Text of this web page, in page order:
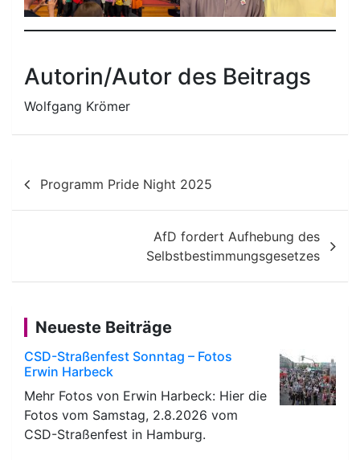
Autorin/Autor des Beitrags
Wolfgang Krömer
Beitragsnavigation
Programm Pride Night 2025
AfD fordert Aufhebung des
Selbstbestimmungsgesetzes
Neueste Beiträge
CSD-Straßenfest Sonntag – Fotos
Erwin Harbeck
Mehr Fotos von Erwin Harbeck: Hier die
Fotos vom Samstag, 2.8.2026 vom
CSD-Straßenfest in Hamburg.